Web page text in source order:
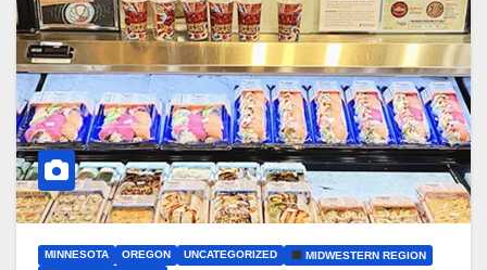
MINNESOTA OREGON UNCATEGORIZED
MIDWESTERN REGION